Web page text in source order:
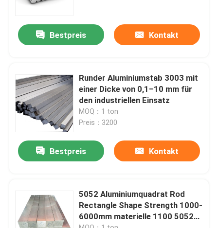
Videos
Über uns
Qualitätskontrolle
Treten Sie mit uns in Verbindung
Fordern Sie ein Zitat
Aluminiumblatt-Platte
Edelstahlblech-Platte
Bestpreis Kontakt
Runder Aluminiumstab 3003 mit
einer Dicke von 0,1–10 mm für
den industriellen Einsatz
MOQ：1 ton
Preis：3200
Bestpreis Kontakt
5052 Aluminiumquadrat Rod
Rectangle Shape Strength 1000-
6000mm materielle 1100 5052